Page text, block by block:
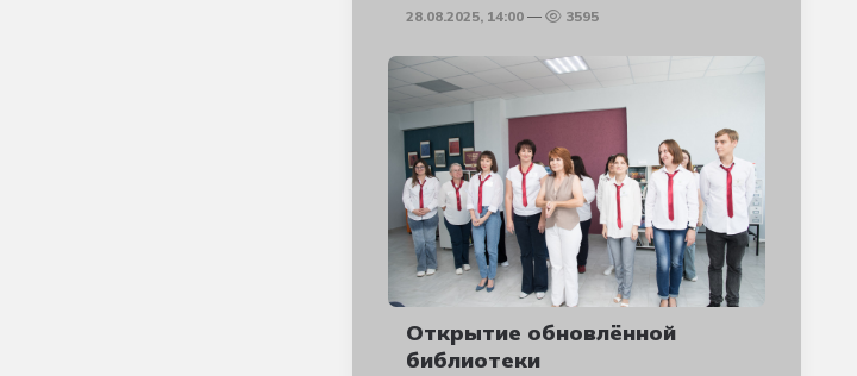
28.08.2025, 14:00 3595
Открытие обновлённой
библиотеки